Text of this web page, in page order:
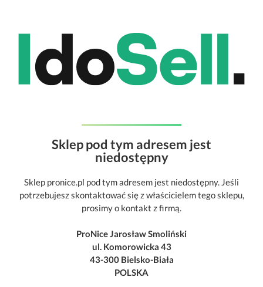
Sklep pod tym adresem jest
niedostępny
Sklep pronice.pl pod tym adresem jest niedostępny. Jeśli
potrzebujesz skontaktować się z właścicielem tego sklepu,
prosimy o kontakt z firmą.
ProNice Jarosław Smoliński
ul. Komorowicka 43
43-300 Bielsko-Biała
POLSKA